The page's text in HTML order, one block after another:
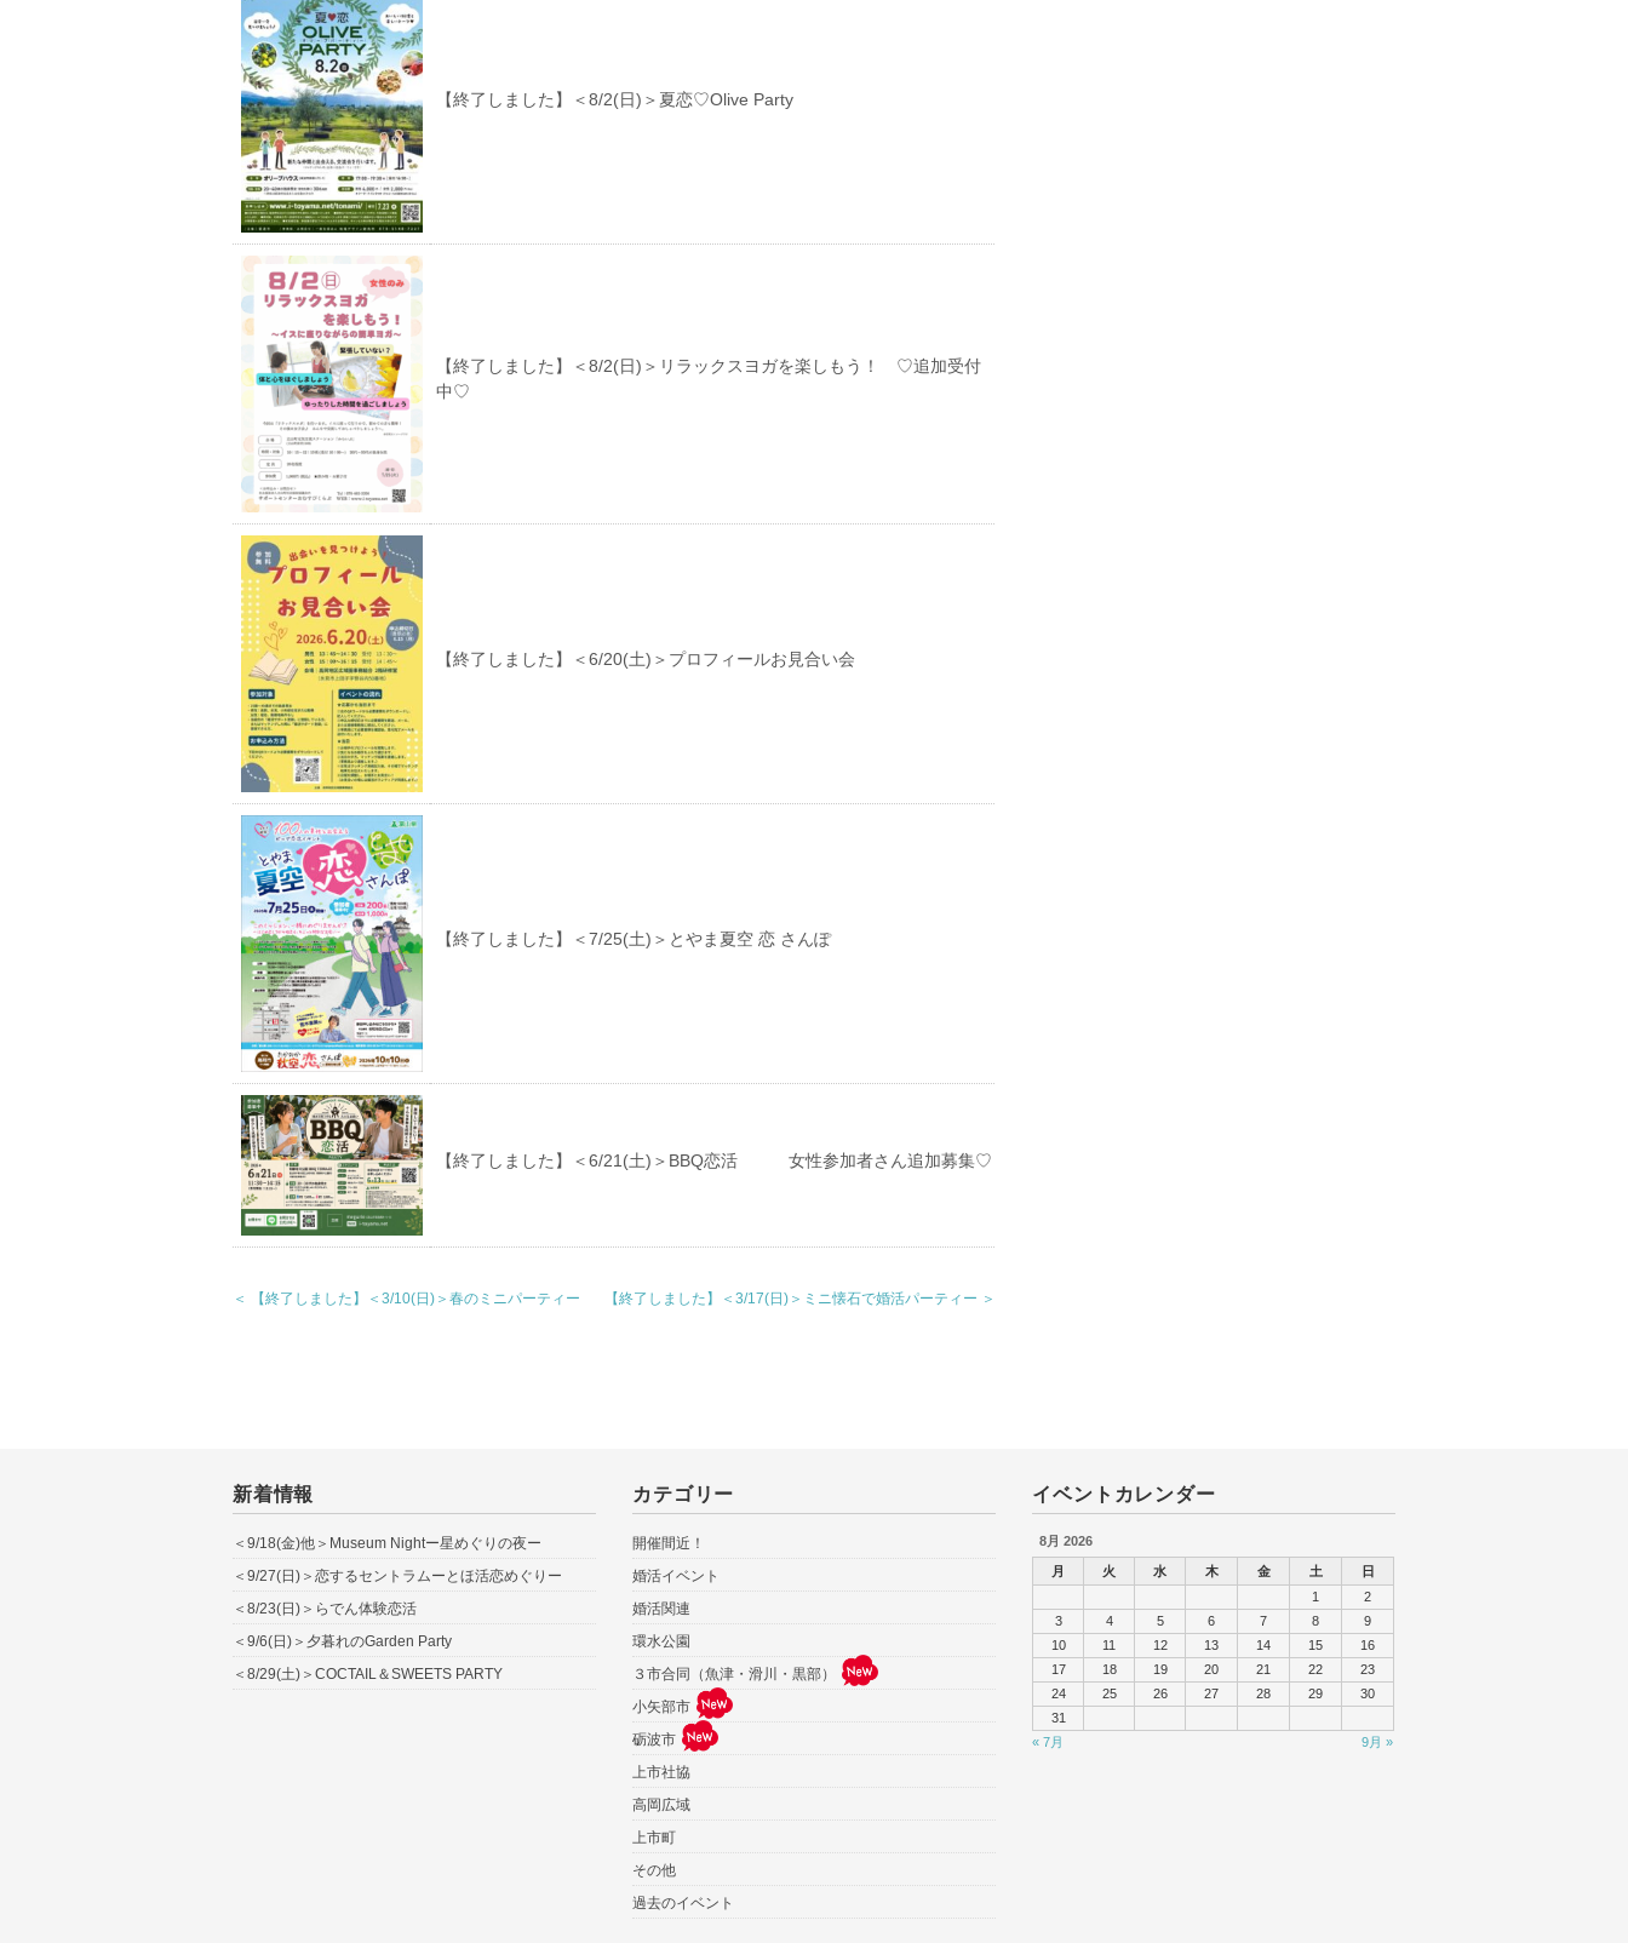
【終了しました】＜8/2(日)＞夏恋♡Olive Party
【終了しました】＜8/2(日)＞リラックスヨガを楽しもう！ ♡追加受付
中♡
【終了しました】＜6/20(土)＞プロフィールお見合い会
【終了しました】＜7/25(土)＞とやま夏空 恋 さんぽ
【終了しました】＜6/21(土)＞BBQ恋活 女性参加者さん追加募集♡
＜ 【終了しました】＜3/10(日)＞春のミニパーティー 【終了しました】＜3/17(日)＞ミニ懐石で婚活パーティー ＞
新着情報
＜9/18(金)他＞Museum Nightー星めぐりの夜ー
＜9/27(日)＞恋するセントラムーとほ活恋めぐりー
＜8/23(日)＞らでん体験恋活
＜9/6(日)＞夕暮れのGarden Party
＜8/29(土)＞COCTAIL＆SWEETS PARTY
カテゴリー
開催間近！
婚活イベント
婚活関連
環水公園
３市合同（魚津・滑川・黒部）
小矢部市
砺波市
上市社協
高岡広域
上市町
その他
過去のイベント
イベントカレンダー
8月 2026
月 火 水 木 金 土
日
1
2
3
4 5 6 7 8
9
10
11 12 13 14 15
16
17
18 19 20 21 22
23
24
25 26 27 28 29
30
31
« 7月
9月 »